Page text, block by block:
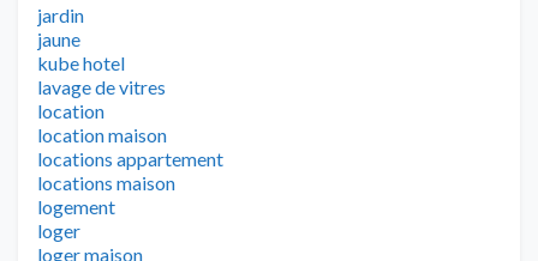
jardin
jaune
kube hotel
lavage de vitres
location
location maison
locations appartement
locations maison
logement
loger
loger maison